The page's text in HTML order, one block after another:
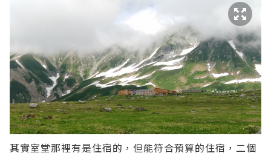
其實室堂那裡有是住宿的，但能符合預算的住宿，二個